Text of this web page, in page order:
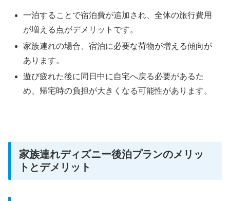
一泊することで宿泊費が追加され、全体の旅行費用
が増える点がデメリットです。
家族連れの場合、宿泊に必要な荷物が増える傾向が
あります。
遊び疲れた後に同日中に自宅へ戻る必要があるた
め、帰宅時の負担が大きくなる可能性があります。
家族連れディズニー後泊プランのメリッ
トとデメリット